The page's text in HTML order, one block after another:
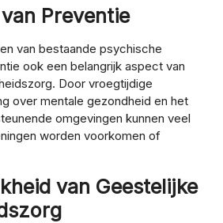
Preventie
van bestaande psychische
ook een belangrijk aspect van
Door vroegtijdige
over mentale gezondheid en het
omgevingen kunnen veel
worden voorkomen of
van Geestelijke